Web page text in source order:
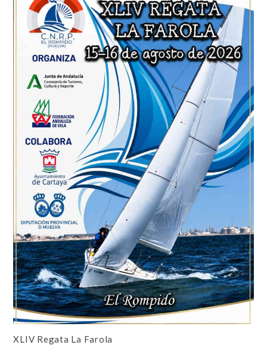
XLIV Regata La Farola